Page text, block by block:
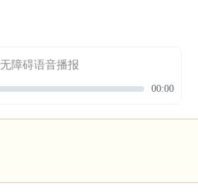
无障碍语音播报
Seek
Current
00:00